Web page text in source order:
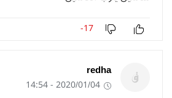
-17
redha
2020/01/04 - 14:54